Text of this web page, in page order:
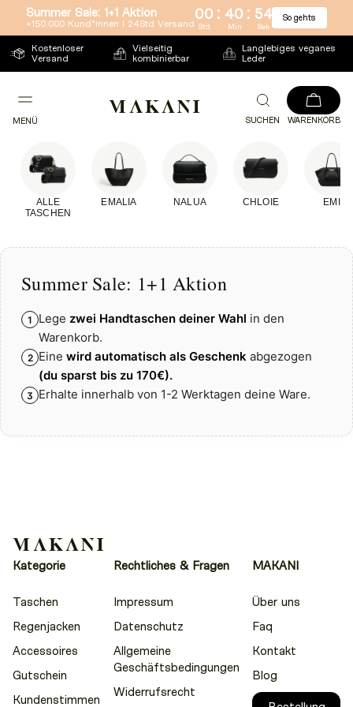
Direkt
zum
Inhalt
Summer Sale: 1+1 Aktion
+150.000 Kund*innen l 24Std Versand
00 : 40 : 54
Std Min Sek
So gehts
Kostenloser
Versand
Vielseitig
kombinierbar
Langlebiges veganes
Leder
MENÜ SUCHEN WARENKORB
ALLE
TASCHEN
EMALIA NALUA CHLOIE EMI
Summer Sale: 1+1 Aktion
1 Lege zwei Handtaschen deiner Wahl in den
Warenkorb.
2 Eine wird automatisch als Geschenk abgezogen
(du sparst bis zu 170€).
3 Erhalte innerhalb von 1-2 Werktagen deine Ware.
Kategorie
Taschen
Regenjacken
Accessoires
Gutschein
Kundenstimmen
Rechtliches & Fragen
Impressum
Datenschutz
Allgemeine
Geschäftsbedingungen
Widerrufsrecht
MAKANI
Über uns
Faq
Kontakt
Blog